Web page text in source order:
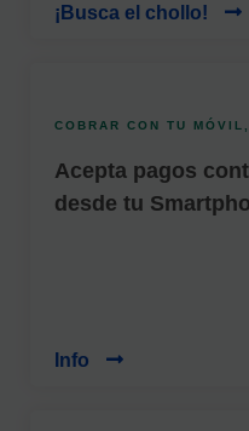
¡Busca el chollo!
COBRAR CON TU
Acepta pagos
desde tu
Info